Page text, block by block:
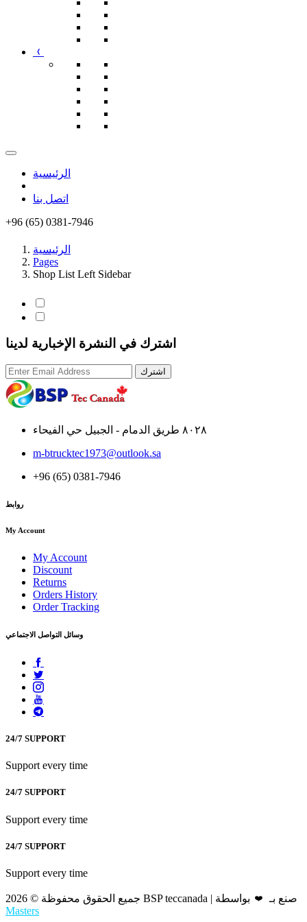
الرئيسية
اتصل بنا
+96 (65) 0381-7946
الرئيسية
Pages
Shop List Left Sidebar
اشترك في النشرة الإخبارية لدينا
اشترك
٨٠٢٨ طريق الدمام - الجبيل حي الفيحاء
m-btrucktec1973@outlook.sa
+96 (65) 0381-7946
روابط
My Account
My Account
Discount
Returns
Orders History
Order Tracking
وسائل التواصل الاجتماعي
24/7 SUPPORT
Support every time
24/7 SUPPORT
Support every time
24/7 SUPPORT
Support every time
جميع الحقوق محفوظة © 2026 BSP teccanada | صنع بـ ❤️ بواسطة
Masters